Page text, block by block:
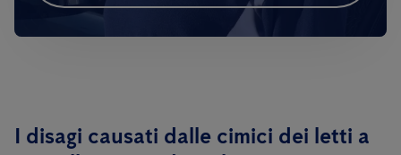
I disagi causati dalle cimici dei letti a